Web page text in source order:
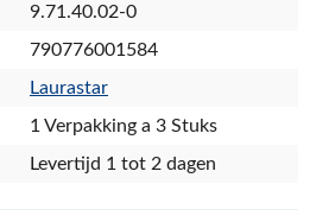
9.71.40.02-0
790776001584
Laurastar
1 Verpakking a 3 Stuks
Levertijd 1 tot 2 dagen